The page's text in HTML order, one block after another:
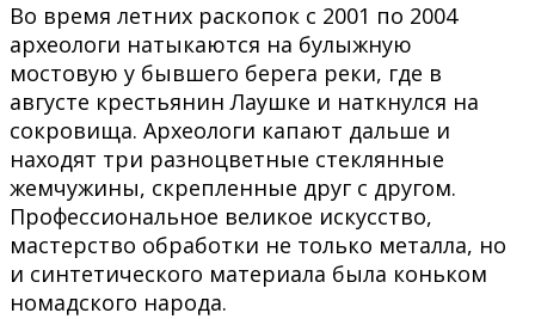
Во время летних раскопок с 2001 по 2004
археологи натыкаются на булыжную
мостовую у бывшего берега реки, где в
августе крестьянин Лаушке и наткнулся на
сокровища. Археологи капают дальше и
находят три разноцветные стеклянные
жемчужины, скрепленные друг с другом.
Профессиональное великое искусство,
мастерство обработки не только металла, но
и синтетического материала была коньком
номадского народа.